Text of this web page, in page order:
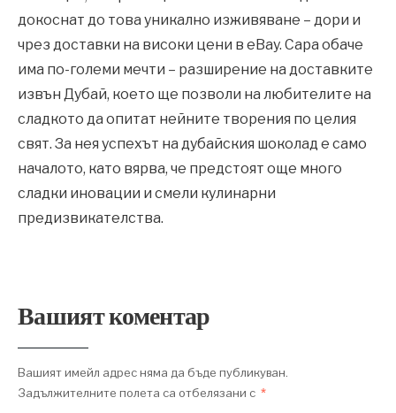
докоснат до това уникално изживяване – дори и
чрез доставки на високи цени в eBay. Сара обаче
има по-големи мечти – разширение на доставките
извън Дубай, което ще позволи на любителите на
сладкото да опитат нейните творения по целия
свят. За нея успехът на дубайския шоколад е само
началото, като вярва, че предстоят още много
сладки иновации и смели кулинарни
предизвикателства.
Вашият коментар
Вашият имейл адрес няма да бъде публикуван.
Задължителните полета са отбелязани с *